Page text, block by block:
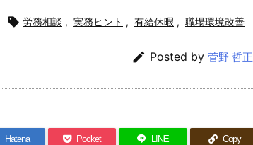
 労務相談 , 実務ヒント , 有給休暇 , 職場環境改善
 Posted by 菅野 哲正
Hatena Pocket LINE Copy